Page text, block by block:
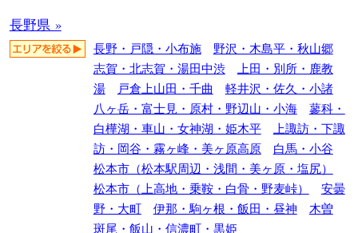
長野県 »
長野・戸隠・小布施
野沢・木島平・秋山郷
志賀・北志賀・湯田中渋
上田・別所・鹿教
湯
戸倉上山田・千曲
軽井沢・佐久・小諸
八ヶ岳・富士見・原村・野辺山・小海
蓼科・
白樺湖・車山・女神湖・姫木平
上諏訪・下諏
訪・岡谷・霧ヶ峰・美ヶ原高原
白馬・小谷
松本市（松本駅周辺・浅間・美ヶ原・塩尻）
松本市（上高地・乗鞍・白骨・野麦峠）
安曇
野・大町
伊那・駒ヶ根・飯田・昼神
木曽
斑尾・飯山・信濃町・黒姫